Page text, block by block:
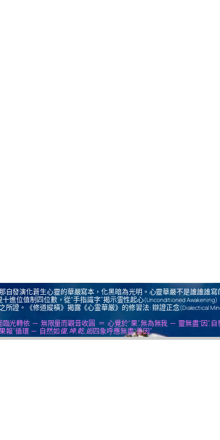
自發演化蒼生心靈的華嚴寫本，化黑暗為光明。心靈華嚴不是誰誰誰
進位值制四位數，從“手指識字”揭示霊性起心(Unconditioned Awakening)
所證。《修道縱橫》揭露《心霊華厳》的修習法: 辯證正念(Dialectical
光轉依 ─ 無限量而觀音收圓 ＝ 心覺於“果”,無為無我 ─ 靈無盡“因”,自
報”循環 ─ 自然如復,坤,乾,逅四象呼應無盡“善因”